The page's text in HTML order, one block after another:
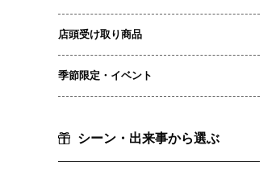
店頭受け取り商品
季節限定・イベント
シーン・出来事から選ぶ